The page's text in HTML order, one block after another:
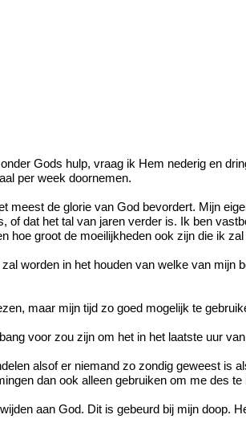
Gods hulp, vraag ik Hem nederig en
per week doornemen.
meest de glorie van God bevordert. Mijn
of dat het tal van jaren verder is. Ik ben
hoe groot de moeilijkheden ook zijn die ik
worden in het houden van welke van
maar mijn tijd zo goed mogelijk te
voor zou zijn om het in het laatste uur
alsof er niemand zo zondig geweest
dan ook alleen gebruiken om me des
aan God. Dit is gebeurd bij mijn doop.